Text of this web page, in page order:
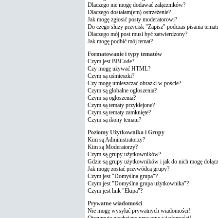
Dlaczego nie mogę dodawać załączników?
Dlaczego dostałam(em) ostrzeżenie?
Jak mogę zgłosić posty moderatorowi?
Do czego służy przycisk "Zapisz" podczas pisania
Dlaczego mój post musi być zatwierdzony?
Jak mogę podbić mój temat?
Formatowanie i typy tematów
Czym jest BBCode?
Czy mogę używać HTML?
Czym są uśmieszki?
Czy mogę umieszczać obrazki w poście?
Czym są globalne ogłoszenia?
Czym są ogłoszenia?
Czym są tematy przyklejone?
Czym są tematy zamknięte?
Czym są ikony tematu?
Poziomy Użytkownika i Grupy
Kim są Administratorzy?
Kim są Moderatorzy?
Czym są grupy użytkowników?
Gdzie są grupy użytkowników i jak do nich mogę
Jak mogę zostać przywódcą grupy?
Czym jest "Domyślna grupa"?
Czym jest "Domyślna grupa użytkownika"?
Czym jest link "Ekipa"?
Prywatne wiadomości
Nie mogę wysyłać prywatnych wiadomości!